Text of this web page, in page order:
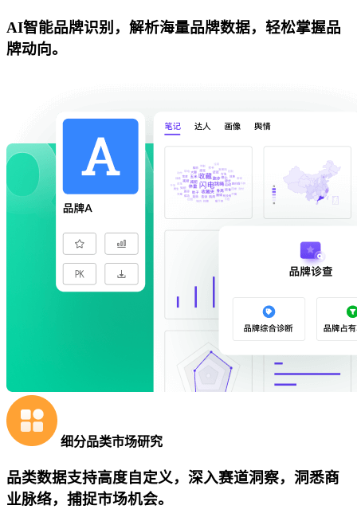
AI智能品牌识别，解析海量品牌数据，轻松掌握品
牌动向。
细分品类市场研究
品类数据支持高度自定义，深入赛道洞察，洞悉商
业脉络，捕捉市场机会。